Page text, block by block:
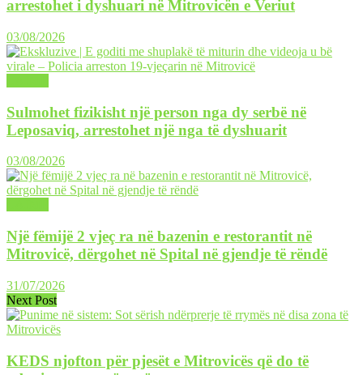
arrestohet i dyshuari në Mitrovicën e Veriut
03/08/2026
Sulmohet fizikisht një person nga dy serbë në
Leposaviq, arrestohet një nga të dyshuarit
03/08/2026
Një fëmijë 2 vjeç ra në bazenin e restorantit në
Mitrovicë, dërgohet në Spital në gjendje të rëndë
31/07/2026
Next Post
KEDS njofton për pjesët e Mitrovicës që do të